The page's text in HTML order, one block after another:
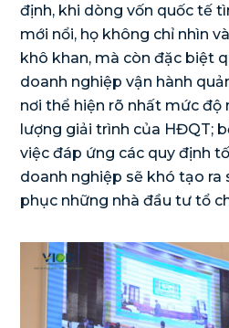
định, khi dòng vốn quốc tế
mới nổi, họ không chỉ nhìn
khô khan, mà còn đặc biệt
doanh nghiệp vận hành
nơi thể hiện rõ nhất mức độ
lượng giải trình của HĐQT;
việc đáp ứng các quy định
doanh nghiệp sẽ khó tạo ra
phục những nhà đầu tư tổ